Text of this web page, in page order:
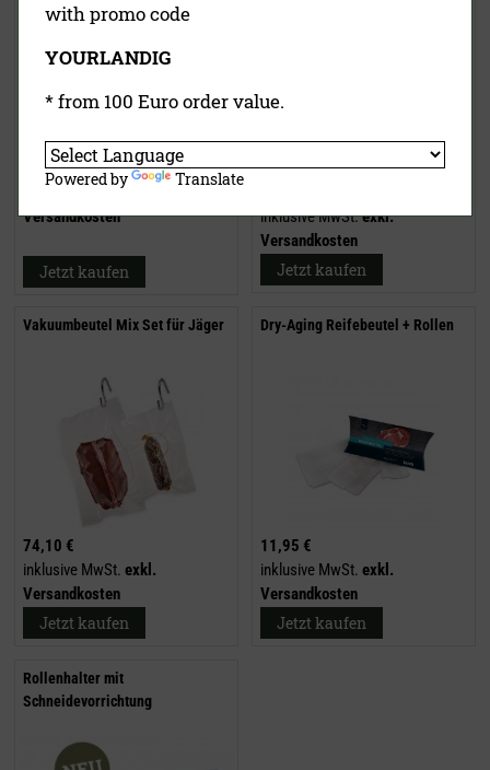
449,00 €
inklusive MwSt.exkl.
Versandkosten
Jetzt kaufen
17,30 €(UVP)
inklusive MwSt.exkl.
Versandkosten
Jetzt kaufen
Vakuumbeutel Mix Set für Jäger
74,10 €
inklusive MwSt. exkl.
Versandkosten
Jetzt kaufen
Dry-Aging Reifebeutel + Rollen
11,95 €
inklusive MwSt. exkl.
Versandkosten
Jetzt kaufen
Rollenhalter mit
Schneidevorrichtung
with promo code
YOURLANDIG
* from 100 Euro order value.
Powered by Translate